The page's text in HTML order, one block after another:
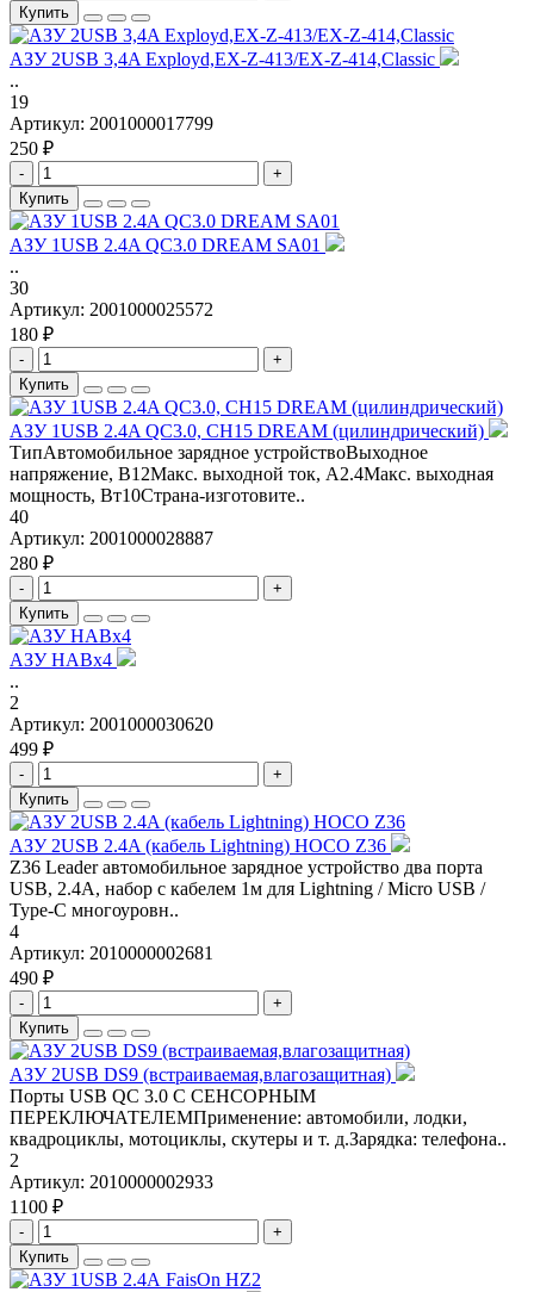
Купить
АЗУ 2USB 3,4A Exployd,EX-Z-413/EX-Z-414,Classic
..
19
Артикул: 2001000017799
250 ₽
-
+
Купить
АЗУ 1USB 2.4A QC3.0 DREAM SA01
..
30
Артикул: 2001000025572
180 ₽
-
+
Купить
АЗУ 1USB 2.4A QC3.0, CH15 DREAM (цилиндрический)
ТипАвтомобильное зарядное устройствоВыходное
напряжение, В12Макс. выходной ток, А2.4Макс. выходная
мощность, Вт10Страна-изготовите..
40
Артикул: 2001000028887
280 ₽
-
+
Купить
АЗУ HABx4
..
2
Артикул: 2001000030620
499 ₽
-
+
Купить
АЗУ 2USB 2.4A (кабель Lightning) HOCO Z36
Z36 Leader автомобильное зарядное устройство два порта
USB, 2.4A, набор с кабелем 1м для Lightning / Micro USB /
Type-C многоуровн..
4
Артикул: 2010000002681
490 ₽
-
+
Купить
АЗУ 2USB DS9 (встраиваемая,влагозащитная)
Порты USB QC 3.0 С СЕНСОРНЫМ
ПЕРЕКЛЮЧАТЕЛЕМПрименение: автомобили, лодки,
квадроциклы, мотоциклы, скутеры и т. д.Зарядка: телефона..
2
Артикул: 2010000002933
1100 ₽
-
+
Купить